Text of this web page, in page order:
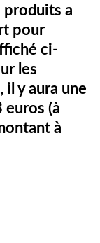
produits a
pour
ci-
les
il y aura une
(à
à